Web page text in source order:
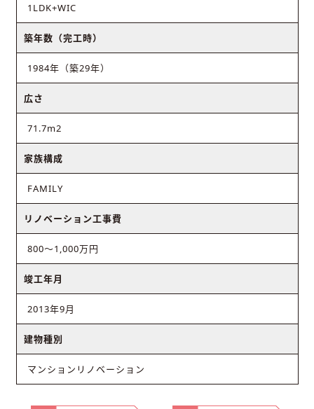
1LDK+WIC
築年数（完工時）
1984年（築29年）
広さ
71.7m2
家族構成
FAMILY
リノベーション工事費
800～1,000万円
竣工年月
2013年9月
建物種別
マンションリノベーション